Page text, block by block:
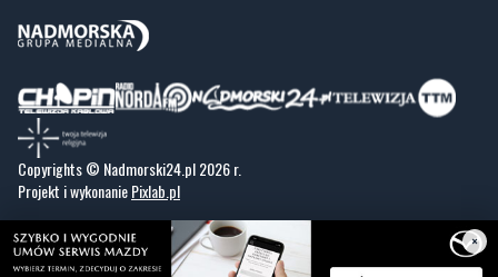
Copyrights © Nadmorski24.pl 2026 r.
Projekt i wykonaniePixlab.pl
×